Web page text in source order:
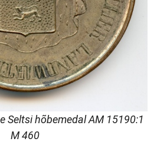
Seltsi hõbemedal AM 15190:1
M 460